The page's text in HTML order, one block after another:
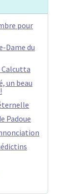
pour
Dame du
Calcutta
un beau
Padoue